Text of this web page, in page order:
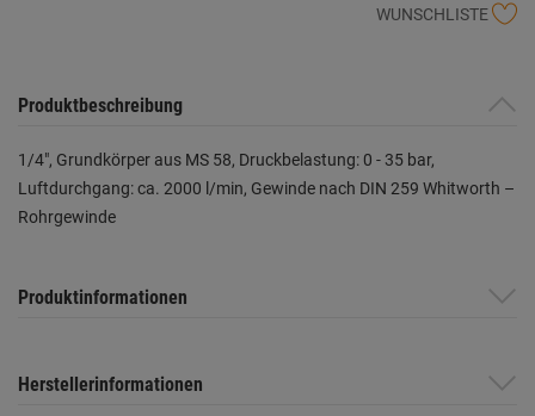
WUNSCHLISTE
Produktbeschreibung
1/4", Grundkörper aus MS 58, Druckbelastung: 0 - 35 bar,
Luftdurchgang: ca. 2000 l/min, Gewinde nach DIN 259 Whitworth –
Rohrgewinde
Produktinformationen
Herstellerinformationen